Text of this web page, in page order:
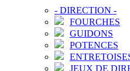
- DIRECTION -
FOURCHES
GUIDONS
POTENCES
JEUX DE